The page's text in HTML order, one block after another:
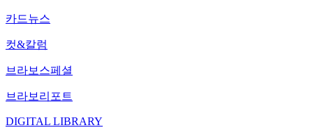
카드뉴스
컷&칼럼
브라보스페셜
브라보리포트
DIGITAL LIBRARY